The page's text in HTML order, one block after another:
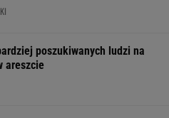
poszukiwanych ludzi na
areszcie